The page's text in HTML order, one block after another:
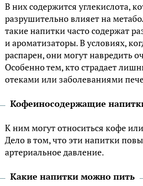
В них содержится углекислота,
разрушительно влияет на
такие напитки часто содержат
и ароматизаторы. В условиях,
распарен, они могут навредить
Особенно тем, кто страдает
отеками или заболеваниями
Кофеиносодержащие
К ним могут относиться кофе
Дело в том, что эти напитки
артериальное давление.
Какие напитки можно пить